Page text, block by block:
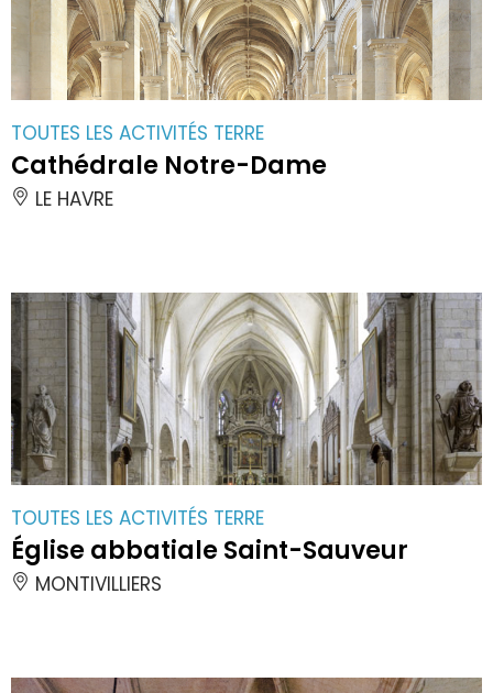
TOUTES LES ACTIVITÉS TERRE
Cathédrale Notre-Dame
LE HAVRE
TOUTES LES ACTIVITÉS TERRE
Église abbatiale Saint-Sauveur
MONTIVILLIERS